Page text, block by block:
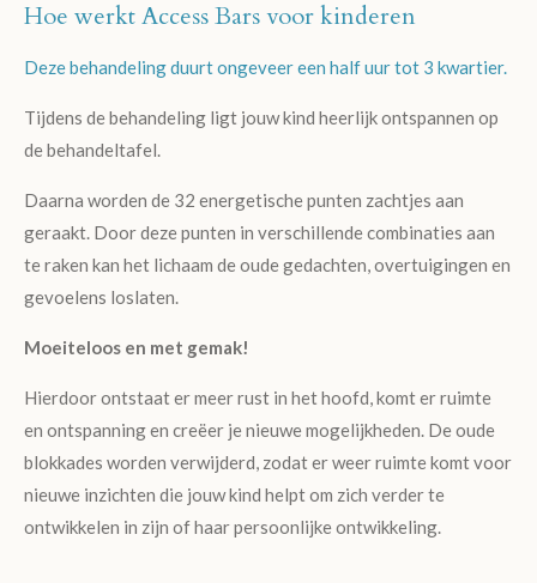
Hoe werkt Access Bars voor kinderen
Deze behandeling duurt ongeveer een half uur tot 3 kwartier.
Tijdens de behandeling ligt jouw kind heerlijk ontspannen op
de behandeltafel.
Daarna worden de 32 energetische punten zachtjes aan
geraakt. Door deze punten in verschillende combinaties aan
te raken kan het lichaam de oude gedachten, overtuigingen en
gevoelens loslaten.
Moeiteloos en met gemak!
Hierdoor ontstaat er meer rust in het hoofd, komt er ruimte
en ontspanning en creëer je nieuwe mogelijkheden. De oude
blokkades worden verwijderd, zodat er weer ruimte komt voor
nieuwe inzichten die jouw kind helpt om zich verder te
ontwikkelen in zijn of haar persoonlijke ontwikkeling.